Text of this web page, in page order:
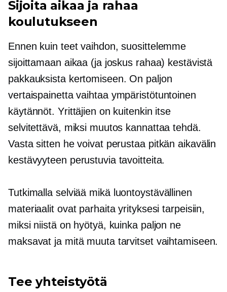
Sijoita aikaa ja rahaa
koulutukseen
Ennen kuin teet vaihdon, suosittelemme
sijoittamaan aikaa (ja joskus rahaa) kestävistä
pakkauksista kertomiseen. On paljon
vertaispainetta vaihtaa ympäristötuntoinen
käytännöt. Yrittäjien on kuitenkin itse
selvitettävä, miksi muutos kannattaa tehdä.
Vasta sitten he voivat perustaa pitkän aikavälin
kestävyyteen perustuvia tavoitteita.
Tutkimalla selviää mikä luontoystävällinen
materiaalit ovat parhaita yrityksesi tarpeisiin,
miksi niistä on hyötyä, kuinka paljon ne
maksavat ja mitä muuta tarvitset vaihtamiseen.
Tee yhteistyötä